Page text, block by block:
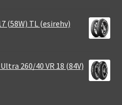
(58W) TL (esirehv)
260/40 VR 18 (84V)